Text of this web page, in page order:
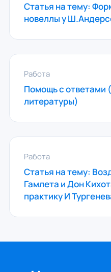
Статья на тему:
новеллы у
Работа
Помощь с ответами
литературы)
Работа
Статья на тему:
Гамлета и Дон
практику И